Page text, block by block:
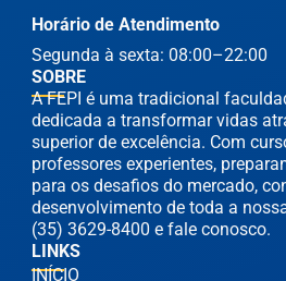
SOBRE
A FEPI é uma tradicional
dedicada a transformar vidas
superior de excelência. Com
professores experientes,
para os desafios do mercado,
desenvolvimento de toda a
(35) 3629-8400 e fale conosco.
LINKS
INÍCIO
Horário de Atendimento
Segunda à sexta: 08:00–22:00